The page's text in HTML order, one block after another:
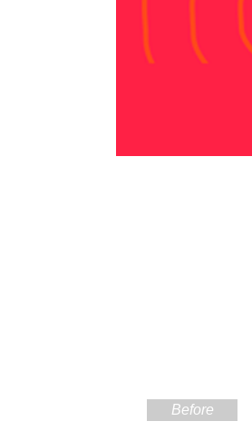
Before